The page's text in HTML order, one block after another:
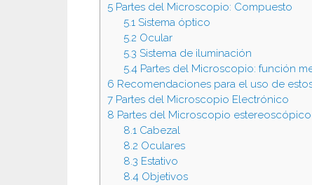
5 Partes del Microscopio: Compuesto
5.1Sistema óptico
5.2 Ocular
5.3 Sistema de iluminación
5.4Partes del Microscopio: función
6 Recomendaciones para el uso de
7 Partes del Microscopio Electrónico
8 Partes del Microscopio estereoscópico
8.1Cabezal
8.2 Oculares
8.3 Estativo
8.4Objetivos